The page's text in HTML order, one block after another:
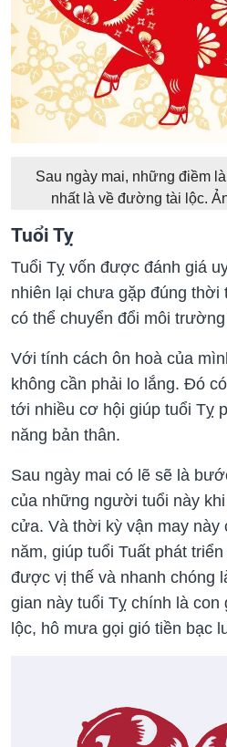
Sau ngày mai, những điềm
nhất là về đường tài lộc.
Tuổi Tỵ
Tuổi Tỵ vốn được đánh giá
nhiên lại chưa gặp đúng thời
có thể chuyển đổi môi
Với tính cách ôn hoà của
không cần phải lo lắng. Đó
tới nhiều cơ hội giúp tuổi Tỵ
năng bản thân.
Sau ngày mai có lẽ sẽ là
của những người tuổi này
cửa. Và thời kỳ vận may này
năm, giúp tuổi Tuất phát
được vị thế và nhanh chóng
gian này tuổi Tỵ chính là
lộc, hô mưa gọi gió tiền bạc